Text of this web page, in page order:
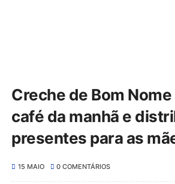
Creche de Bom
café da manhã e
presentes para as
15 MAIO 0 COMENTÁRIOS